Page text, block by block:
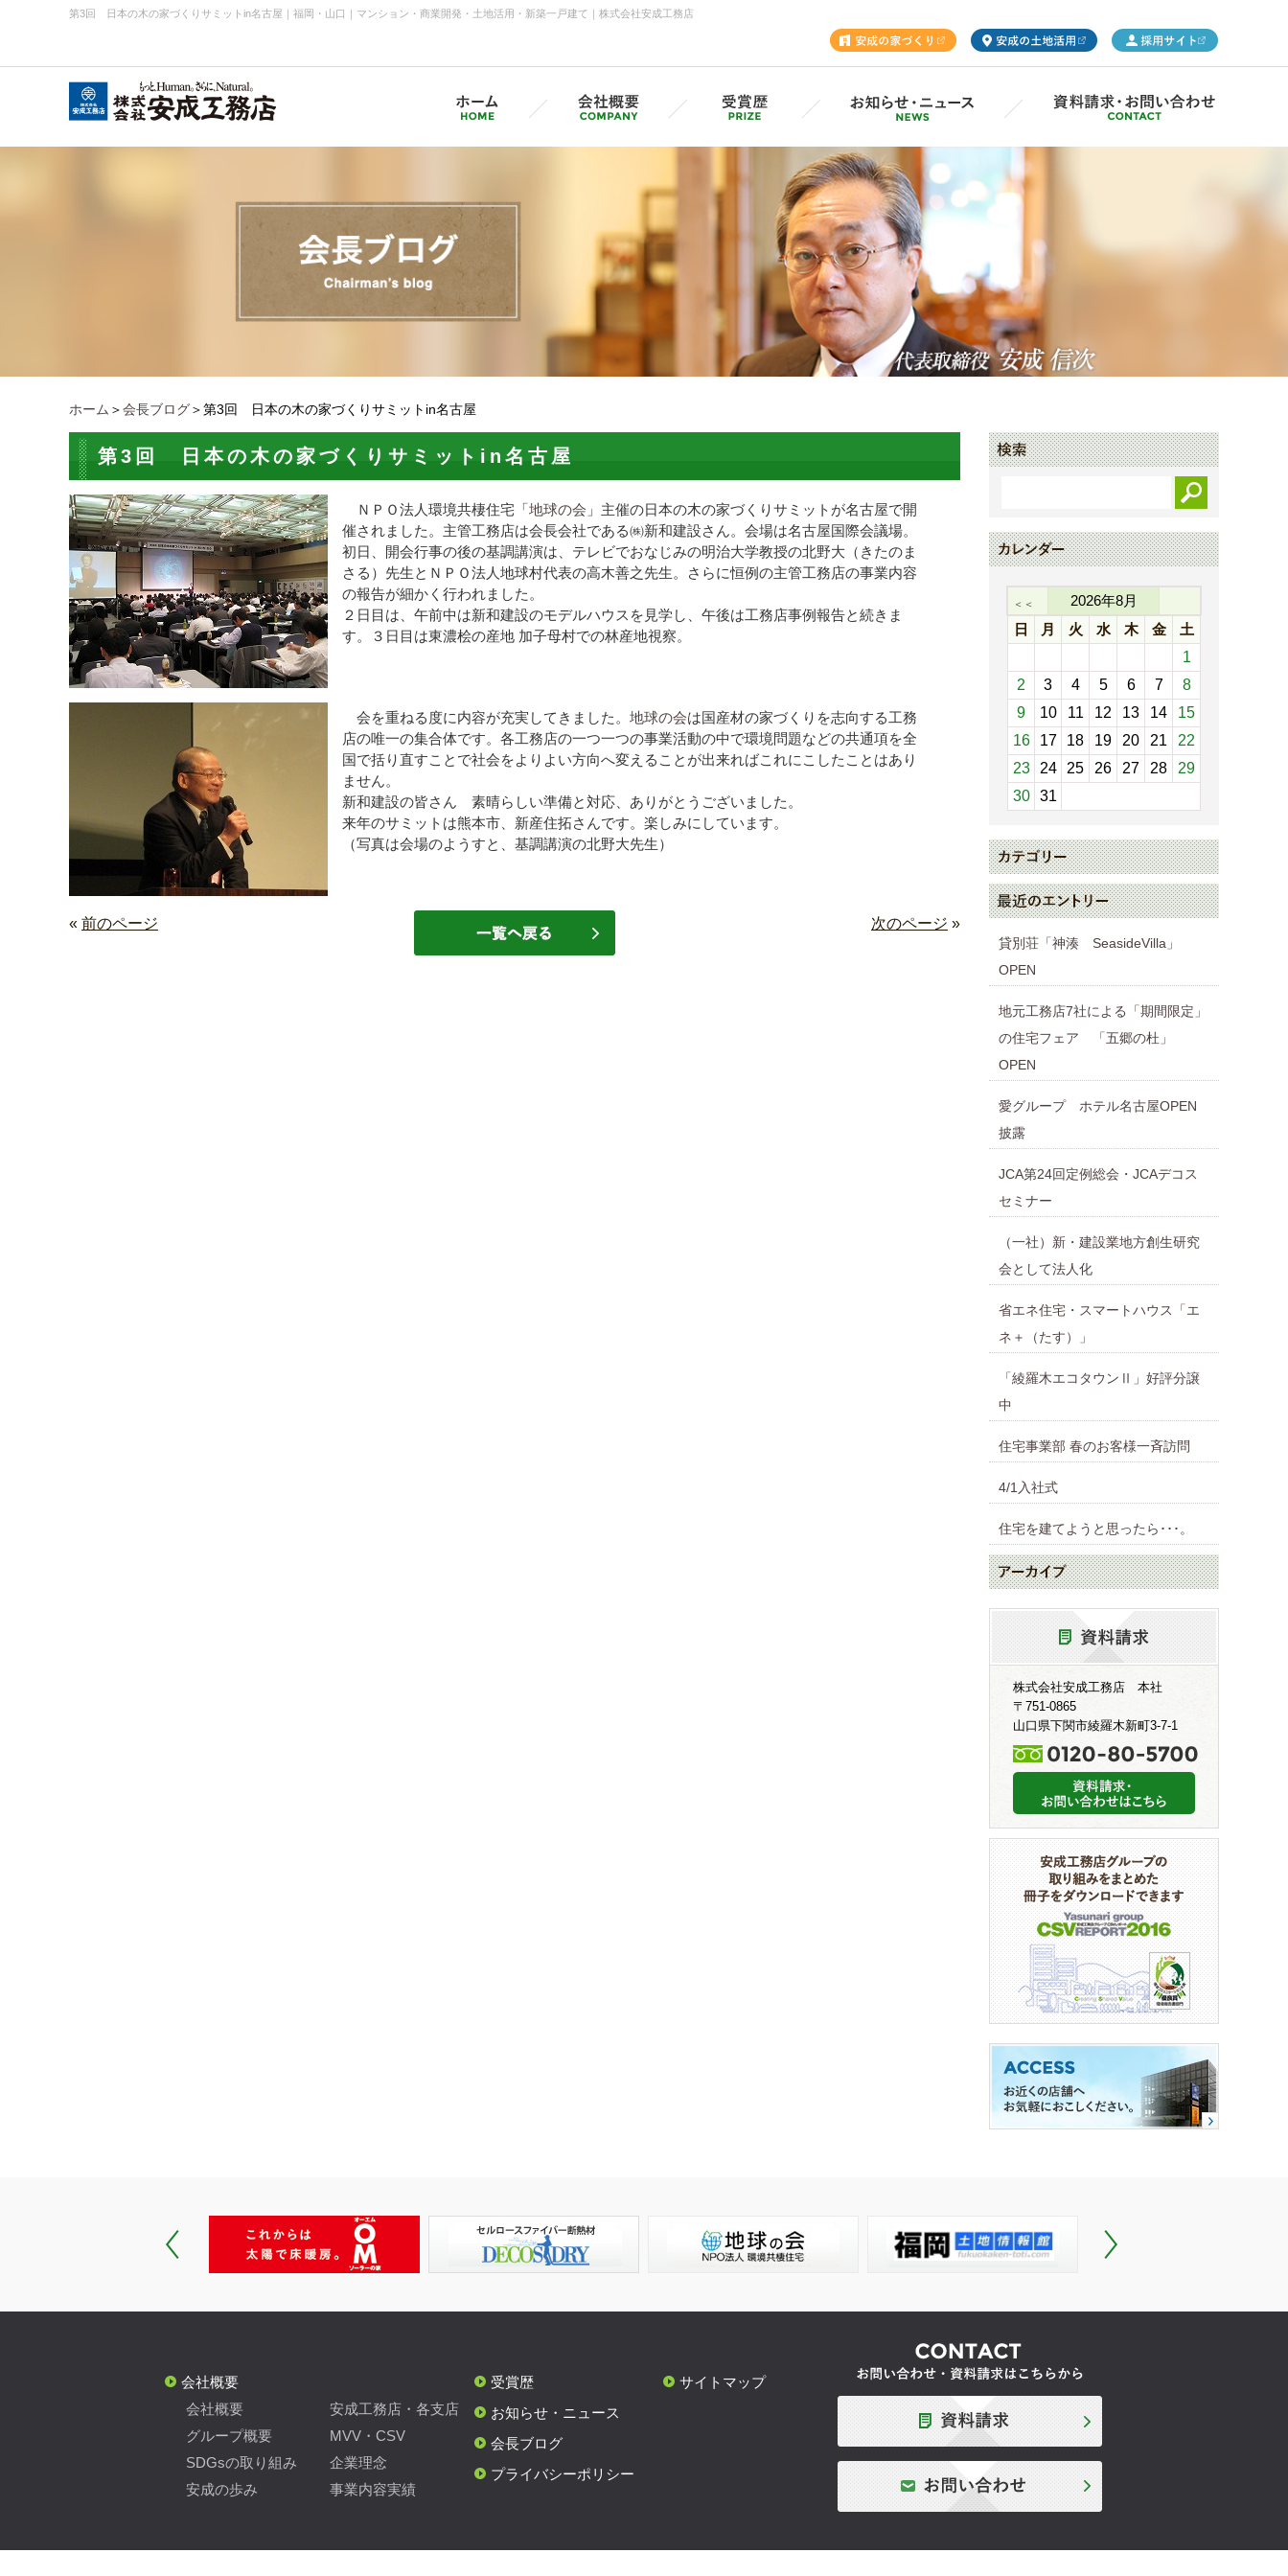
第3回 日本の木の家づくりサミットin名古屋 ｜ 福岡・山口｜マンション・商業開発・土地活用・新築一戸建て｜株式会社安成工務店
安成工務店・各支店 グループ概要
事業内容実績 SDGsの取り組み
採用情報（採用サイトへ）
ホーム ＞会長ブログ＞第3回 日本の木の家づくりサミットin名古屋
第3回 日本の木の家づくりサミットin名古屋
ＮＰＯ法人環境共棲住宅「地球の会 」主催の日本の木の家づくりサミットが名古屋で開
催されました。主管工務店は会長会社である㈱新和建設さん。会場は名古屋国際会議場。
初日、開会行事の後の基調講演は、テレビでおなじみの明治大学教授の北野大（きたのま
さる）先生とＮＰＯ法人地球村代表の高木善之先生。さらに恒例の主管工務店の事業内容
の報告が細かく行われました。
２日目は、午前中は新和建設のモデルハウスを見学し、午後は工務店事例報告と続きま
す。３日目は東濃桧の産地 加子母村での林産地視察。
会を重ねる度に内容が充実してきました。 地球の会は国産材の家づくりを志向する工務
店の唯一の集合体です。各工務店の一つ一つの事業活動の中で環境問題などの共通項を全
国で括り直すことで社会をよりよい方向へ変えることが出来ればこれにこしたことはあり
ません。
新和建設の皆さん 素晴らしい準備と対応、ありがとうございました。
来年のサミットは熊本市、新産住拓さんです。楽しみにしています。
（写真は会場のようすと、基調講演の北野大先生）
« 前のページ 次のページ »
2026年8月
日
月 火 水 木 金
土
1
2
3 4 5 6 7
8
9
10 11 12 13 14
15
16
17 18 19 20 21
22
23
24 25 26 27 28
29
30
31
＜＜
貸別荘「神湊 SeasideVilla」
OPEN
地元工務店7社による「期間限定」
の住宅フェア 「五郷の杜」
OPEN
愛グループ ホテル名古屋OPEN
披露
JCA第24回定例総会・JCAデコス
セミナー
（一社）新・建設業地方創生研究
会として法人化
省エネ住宅・スマートハウス「エ
ネ＋（たす）」
「綾羅木エコタウンⅡ」好評分譲
中
住宅事業部 春のお客様一斉訪問
4/1入社式
住宅を建てようと思ったら･･･。
株式会社安成工務店 本社
〒751-0865
山口県下関市綾羅木新町3-7-1
会社概要
会社概要
安成工務店・各支店
グループ概要
MVV・CSV
SDGsの取り組み
企業理念
安成の歩み
事業内容実績
受賞歴
お知らせ・ニュース
会長ブログ
プライバシーポリシー
サイトマップ